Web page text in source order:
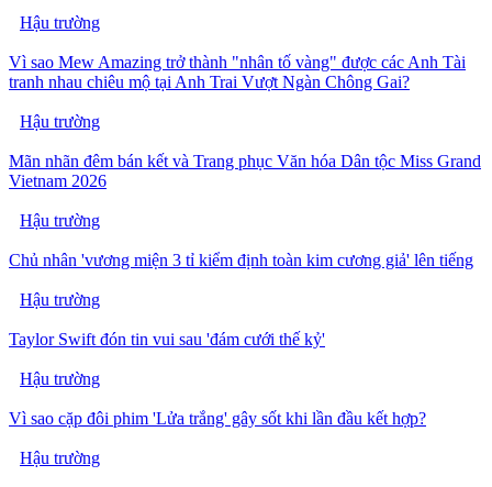
Hậu trường
Vì sao Mew Amazing trở thành "nhân tố vàng" được các Anh Tài
tranh nhau chiêu mộ tại Anh Trai Vượt Ngàn Chông Gai?
Hậu trường
Mãn nhãn đêm bán kết và Trang phục Văn hóa Dân tộc Miss Grand
Vietnam 2026
Hậu trường
Chủ nhân 'vương miện 3 tỉ kiểm định toàn kim cương giả' lên tiếng
Hậu trường
Taylor Swift đón tin vui sau 'đám cưới thế kỷ'
Hậu trường
Vì sao cặp đôi phim 'Lửa trắng' gây sốt khi lần đầu kết hợp?
Hậu trường